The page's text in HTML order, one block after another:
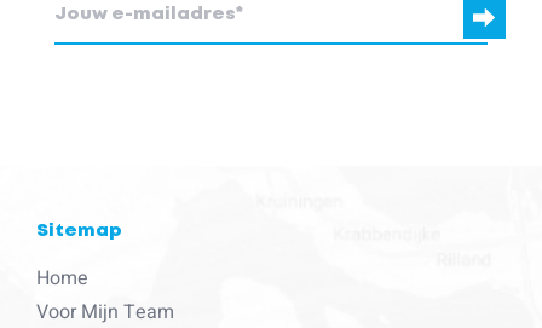
Sitemap
Home
Voor Mijn Team